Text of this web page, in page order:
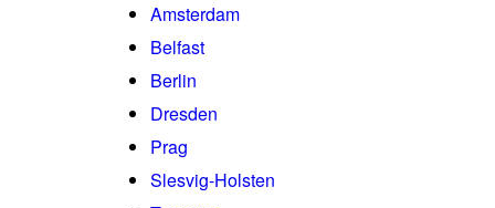
Amsterdam
Belfast
Berlin
Dresden
Prag
Slesvig-Holsten